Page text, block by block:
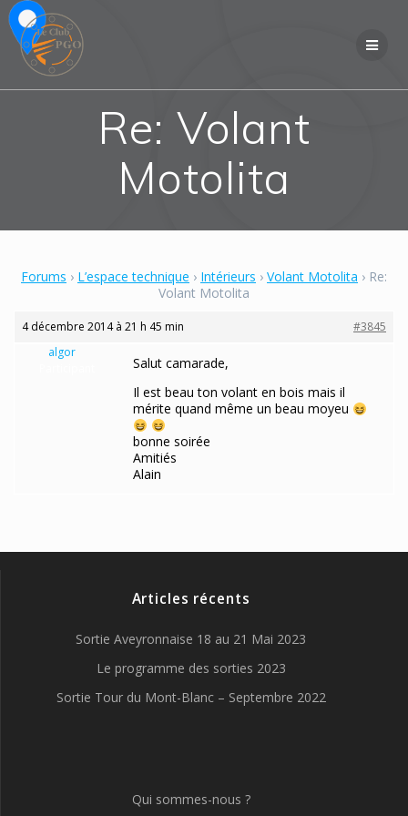
Re: Volant
Motolita
Forums › L’espace technique › Intérieurs › Volant Motolita › Re:
Volant Motolita
4 décembre 2014 à 21 h 45 min
#3845
algor
Salut camarade,
Il est beau ton volant en bois mais il
mérite quand même un beau moyeu
bonne soirée
Amitiés
Alain
Articles récents
Sortie Aveyronnaise 18 au 21 Mai 2023
Le programme des sorties 2023
Sortie Tour du Mont-Blanc – Septembre 2022
Qui sommes-nous ?